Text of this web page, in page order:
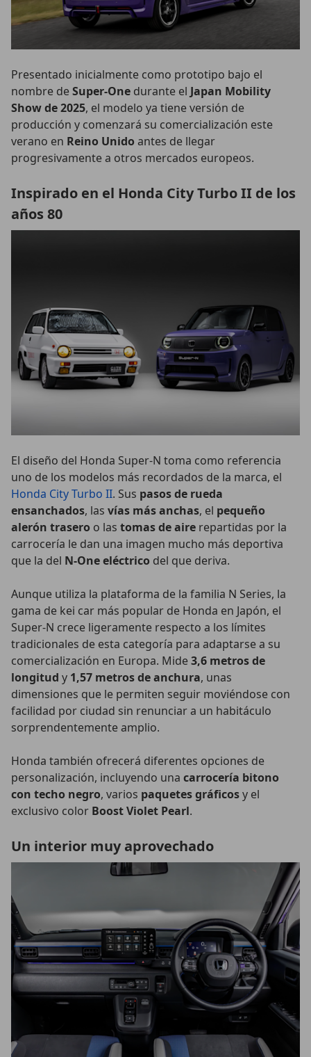
Presentado inicialmente como prototipo bajo el
nombre deSuper-One durante el Japan Mobility
Show de 2025, el modelo ya tiene versión de
producción y comenzará su comercialización este
verano en Reino Unido antes de llegar
progresivamente a otros mercados europeos.
Inspirado en el Honda City Turbo II de los
años 80
El diseño del Honda Super-N toma como referencia
uno de los modelos más recordados de la marca, el
Honda City Turbo II. Sus pasos de rueda
ensanchados, las vías más anchas, el pequeño
alerón trasero o las tomas de aire repartidas por la
carrocería le dan una imagen mucho más deportiva
que la del N-One eléctrico del que deriva.
Aunque utiliza la plataforma de la familia N Series, la
gama de kei car más popular de Honda en Japón, el
Super-N crece ligeramente respecto a los límites
tradicionales de esta categoría para adaptarse a su
comercialización en Europa. Mide3,6 metros de
longitud y 1,57 metros de anchura, unas
dimensiones que le permiten seguir moviéndose con
facilidad por ciudad sin renunciar a un habitáculo
sorprendentemente amplio.
Honda también ofrecerá diferentes opciones de
personalización, incluyendo una carrocería bitono
con techo negro, varios paquetes gráficosy el
exclusivo color Boost Violet Pearl.
Un interior muy aprovechado